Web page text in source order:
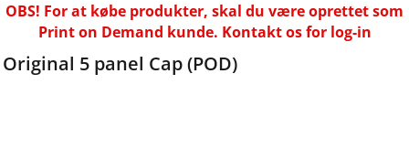
OBS! For at købe produkter, skal du være oprettet som
Print on Demand kunde. Kontakt os for log-in
Original 5 panel Cap (POD)